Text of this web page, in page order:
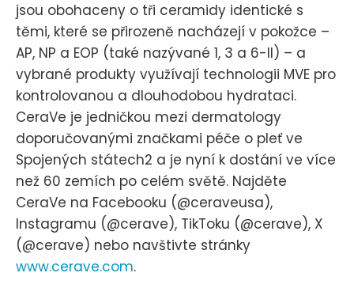
jsou obohaceny o tři ceramidy identické s
těmi, které se přirozeně nacházejí v pokožce –
AP, NP a EOP (také nazývané 1, 3 a 6-II) – a
vybrané produkty využívají technologii MVE pro
kontrolovanou a dlouhodobou hydrataci.
CeraVe je jedničkou mezi dermatology
doporučovanými značkami péče o pleť ve
Spojených státech2 a je nyní k dostání ve více
než 60 zemích po celém světě. Najděte
CeraVe na Facebooku (@ceraveusa),
Instagramu (@cerave), TikToku (@cerave), X
(@cerave) nebo navštivte stránky
www.cerave.com.